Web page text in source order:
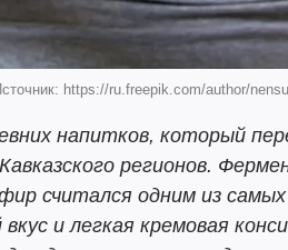
https://ru.freepik.com/author/
напитков, который
регионов.
считался одним из
и легкая кремовая